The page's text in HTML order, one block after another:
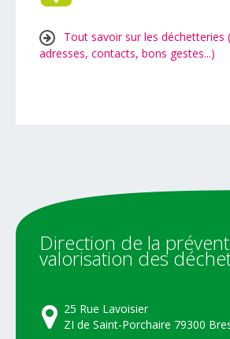
Tout savoir sur les déchetteries
adresses, contacts, bons gestes...)
Direction de la
valorisation des
25 Rue Lavoisier
ZI de Saint-Porchaire 79300